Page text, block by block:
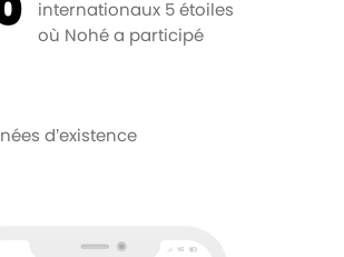
internationaux 5 étoiles
où Nohé a participé
d’existence